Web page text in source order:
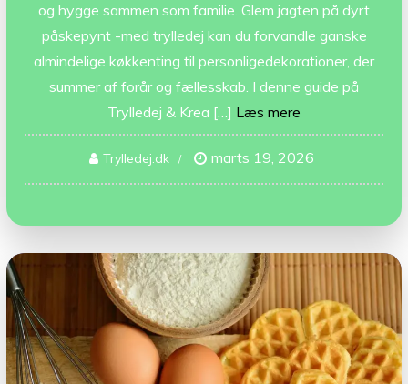
og hygge sammen som familie. Glem jagten på dyrt
påskepynt -med trylledej kan du forvandle ganske
almindelige køkkenting til personligedekorationer, der
summer af forår og fællesskab. I denne guide på
Trylledej & Krea […] Læs mere
Trylledej.dk marts 19, 2026